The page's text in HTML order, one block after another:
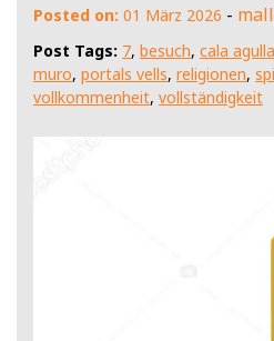
Posted on: 01 März 2026 -
Post Tags: 7, besuch, cala agulla
muro, portals vells, religionen,
vollkommenheit, vollständigkeit